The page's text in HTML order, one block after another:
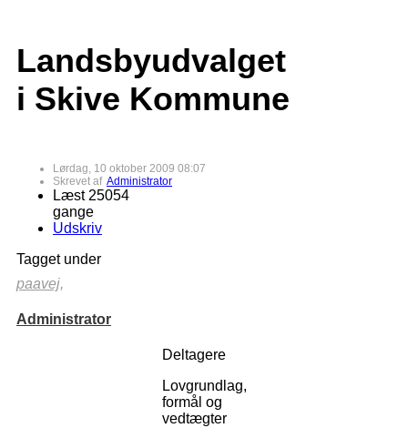
Landsbyudvalget
i Skive Kommune
Lørdag, 10 oktober 2009 08:07
Skrevet af Administrator
Læst 25054
gange
Udskriv
Tagget under
paavej,
Administrator
Deltagere
Lovgrundlag,
formål og
vedtægter